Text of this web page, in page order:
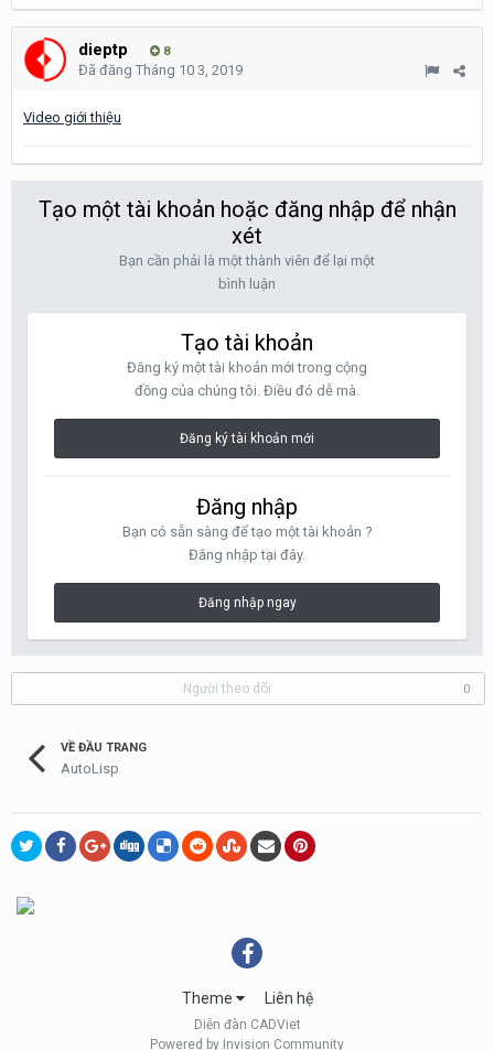
dieptp 8
Đã đăng Tháng 10 3, 2019
Video giới thiệu
Tạo một tài khoản hoặc đăng nhập để nhận
xét
Bạn cần phải là một thành viên để lại một
bình luận
Tạo tài khoản
Đăng ký một tài khoản mới trong cộng
đồng của chúng tôi. Điều đó dễ mà.
Đăng ký tài khoản mới
Đăng nhập
Bạn có sẵn sàng để tạo một tài khoản ?
Đăng nhập tại đây.
Đăng nhập ngay
Người theo dõi 0
VỀ ĐẦU TRANG
AutoLisp
Theme Liên hệ
Diễn đàn CADViet
Powered by Invision Community